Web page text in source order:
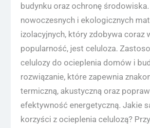
budynku oraz ochronę
nowoczesnych i ekologicznych
izolacyjnych, który zdobywa coraz
popularność, jest celuloza.
celulozy do ocieplenia domów i
rozwiązanie, które zapewnia
termiczną, akustyczną oraz
efektywność energetyczną. Jakie
korzyści z ocieplenia celulozą?